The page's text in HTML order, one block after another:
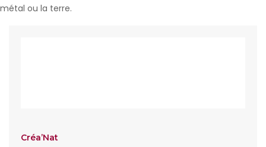
métal ou la terre.
Créa’Nat